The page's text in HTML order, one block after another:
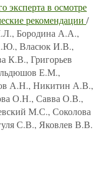
эксперта в осмотре
рекомендации /
Бородина А.А.,
Власюк И.В.,
К.В., Григорьев
Е.М.,
А.Н., Никитин А.В.,
О.Н., Савва О.В.,
М.С., Соколова
С.В., Яковлев В.В.